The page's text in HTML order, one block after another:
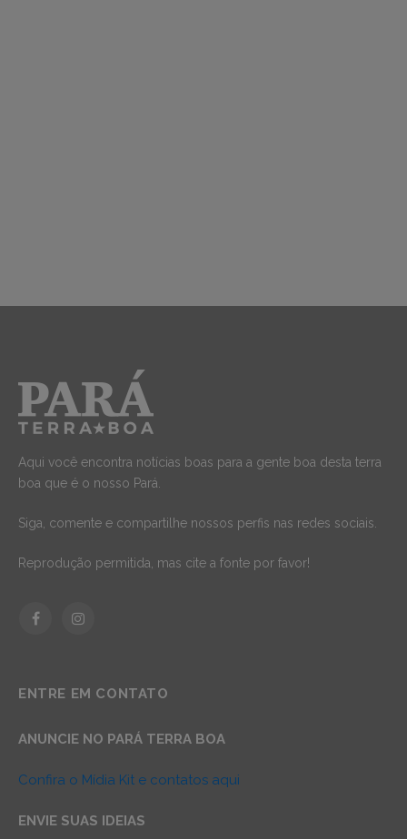
Aqui você encontra notícias boas para a gente boa desta terra
boa que é o nosso Pará.
Siga, comente e compartilhe nossos perfis nas redes sociais.
Reprodução permitida, mas cite a fonte por favor!
FacebookInstagram
ENTRE EM CONTATO
ANUNCIE NO PARÁ TERRA BOA
Confira o Mídia Kit e contatos aqui
ENVIE SUAS IDEIAS